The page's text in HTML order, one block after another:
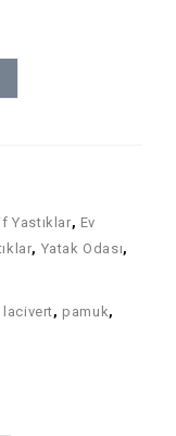
Yastıklar, Ev
, Yatak Odası,
lacivert, pamuk,